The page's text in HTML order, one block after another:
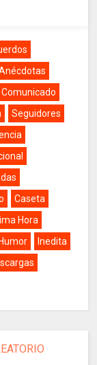
Comunicado
Seguidores
Caseta
Hora
Humor
Inedita